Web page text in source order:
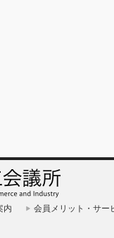
内 会員メリット・サー